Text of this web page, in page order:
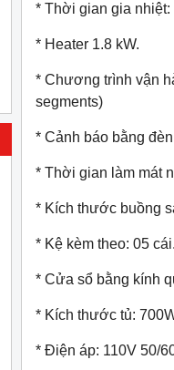
* Thời gian gia nhiệt:
* Heater 1.8 kW.
* Chương trình vận
segments)
* Cảnh báo bằng
* Thời gian làm mát
* Kích thước buồng
* Kệ kèm theo: 05 cái.
* Cửa sổ bằng kính
* Kích thước tủ:
* Điện áp: 110V 50/